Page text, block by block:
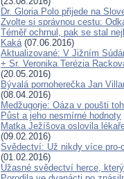
Dr. Gloria Polo přijede na
Zvolte si správnou cestu:
Téměř ochrnul, pak se stal
Kaká(07.06.2016)
Aktualizované: V Jižním
+ Sr. Veronika Terézia
(20.05.2016)
Bývalá pornoherečka Jan
(08.04.2016)
Medžugorje: Oáza v poušti
Půst a jeho nesmírné hodnoty
Matka Ježíšova oslovila
(09.02.2016)
Svědectví: Už nikdy více pro-
(01.02.2016)
Úžasné svědectví herce,